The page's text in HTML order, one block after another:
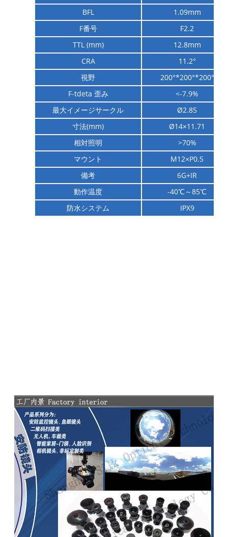
BFL
1.09mm
F番号
F2.2
TTL (mm)
12.8mm
CRA
11.2°
視野
200°*200°*200°
F-tdeta 歪み
<-7.9%
最大イメージサークル
Ø2.85
寸法(mm)
Ø14×11.71
相対照明
>70%
マウント
M12×P0.5
備考
6G+IR
動作温度
-40℃～85℃
防水システム
IPX9